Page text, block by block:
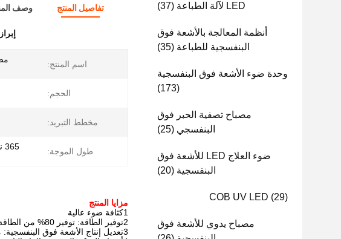
LED لآلة الطباعة
(37)
أنظمة المعالجة بالأشعة فوق
البنفسجية للطباعة (35)
وحدة ضوء الأشعة فوق البنفسجية
(173)
مصباح تصفية الحبر فوق
البنفسجي (25)
ضوء العلاج LED للأشعة فوق
البنفسجية (20)
COB UV LED (29)
مصباح يدوي للأشعة فوق
تفاصيل المنتج وصف
اسم المنتج:
الحجم:
مخطط التبريد:
طول الموجة:
مزايا المنتج
1كثافة ضوء عالية
2توفير الطاقة: توفير 80% من الطاقة الكهربائية من مصباح الزئبق
3تعديل إنتاج الأشعة فوق البنفسجية: من 1٪ إلى 100٪